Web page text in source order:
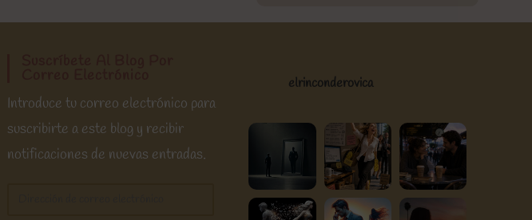
Introduce tu correo electrónico para
suscribirte a este blog y recibir
notificaciones de nuevas entradas.
elrinconderovica